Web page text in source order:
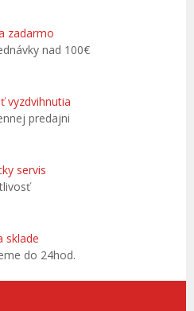
zadarmo
nad 100€
vyzdvihnutia
predajni
servis
sklade
do 24hod.